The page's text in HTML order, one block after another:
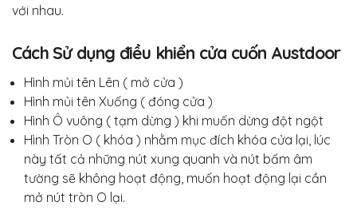
với nhau.
Cách Sử dụng điều khiển cửa cuốn Austdoor
Hình mủi tên Lên ( mở cửa )
Hình mủi tên Xuống ( đóng cửa )
Hình Ô vuông ( tạm dừng ) khi muốn dừng đột ngột
Hình Tròn O ( khóa ) nhằm mục đích khóa cửa lại, lúc
này tất cả những nút xung quanh và nút bấm âm
tường sẽ không hoạt động, muốn hoạt động lại cần
mở nút tròn O lại.